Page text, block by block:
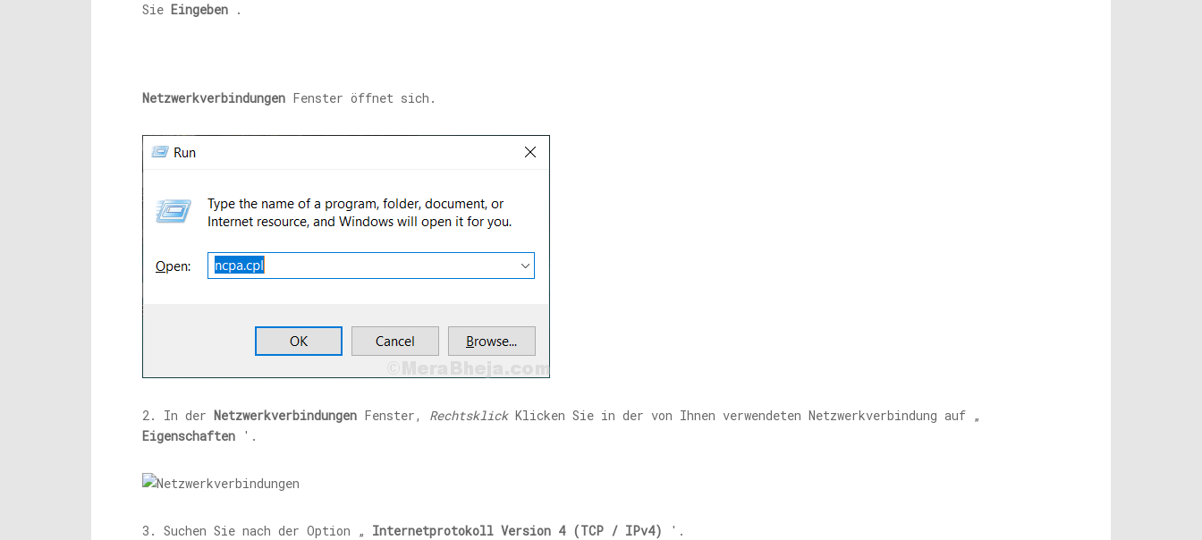
Sie Eingeben .
Netzwerkverbindungen Fenster öffnet sich.
2. In der Netzwerkverbindungen Fenster, RechtsklickKlicken Sie in der von Ihnen verwendeten Netzwerkverbindung auf „
Eigenschaften '.
3. Suchen Sie nach der Option „ Internetprotokoll Version 4 (TCP / IPv4) '.